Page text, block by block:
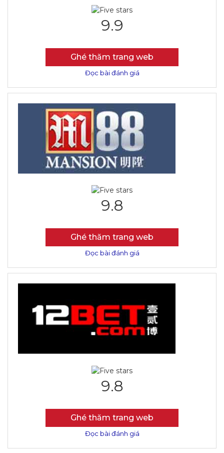
9.9
Ghé thăm trang web
Đọc bài đánh giá
9.8
Ghé thăm trang web
Đọc bài đánh giá
9.8
Ghé thăm trang web
Đọc bài đánh giá